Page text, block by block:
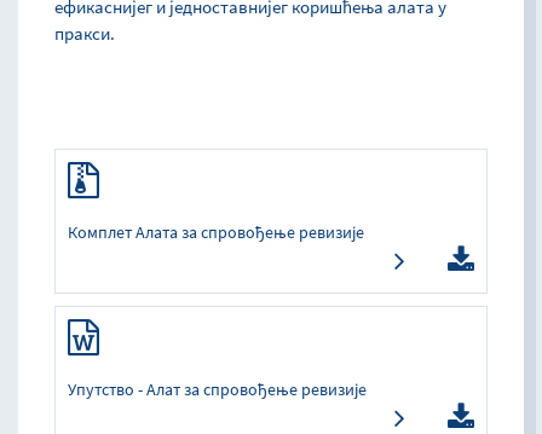
ефикаснијег и једноставнијег коришћења алата у
пракси.
Комплет Алата за спровођење ревизије
Упутство - Алат за спровођење ревизије